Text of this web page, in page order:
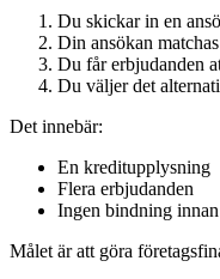
Du skickar in en
Din ansökan
Du får erbjudanden
Du väljer det
Det innebär:
En kreditupplysning
Flera erbjudanden
Ingen bindning
Målet är att göra